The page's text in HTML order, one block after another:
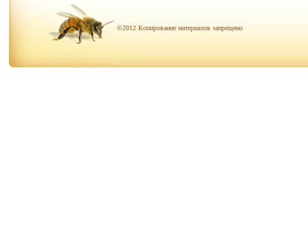
©2012 Копирование материалов запрещено